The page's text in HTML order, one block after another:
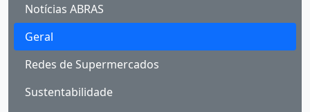
Notícias ABRAS
Geral
Redes de Supermercados
Sustentabilidade